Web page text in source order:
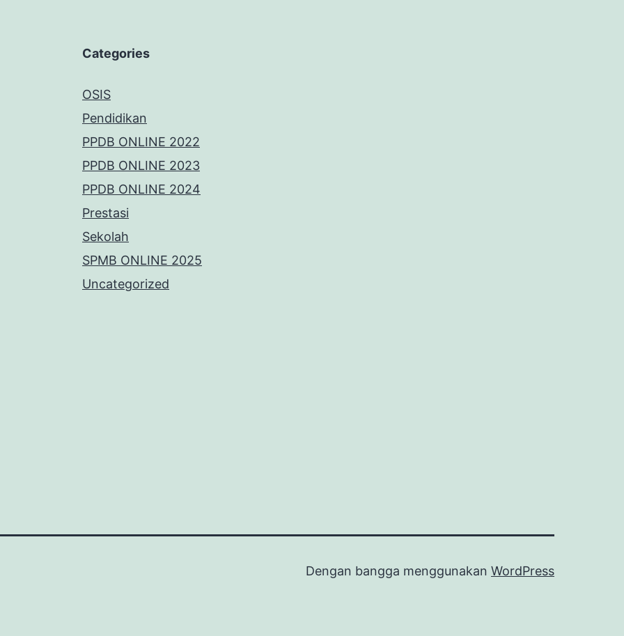
Categories
OSIS
Pendidikan
PPDB ONLINE 2022
PPDB ONLINE 2023
PPDB ONLINE 2024
Prestasi
Sekolah
SPMB ONLINE 2025
Uncategorized
Dengan bangga menggunakan WordPress